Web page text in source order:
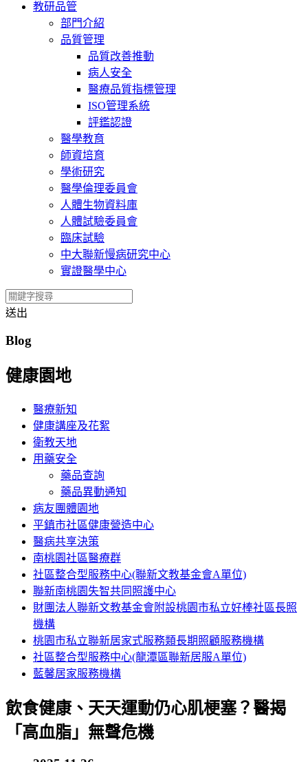
教研品管
部門介紹
品質管理
品質改善推動
病人安全
醫療品質指標管理
ISO管理系統
評鑑認證
醫學教育
師資培育
學術研究
醫學倫理委員會
人體生物資料庫
人體試驗委員會
臨床試驗
中大聯新慢病研究中心
實證醫學中心
送出
Blog
健康園地
醫療新知
健康講座及花絮
衛教天地
用藥安全
藥品查詢
藥品異動通知
病友團體園地
平鎮市社區健康營造中心
醫病共享決策
南桃園社區醫療群
社區整合型服務中心(聯新文教基金會A單位)
聯新南桃園失智共同照護中心
財團法人聯新文教基金會附設桃園市私立好棒社區長照
機構
桃園市私立聯新居家式服務類長期照顧服務機構
社區整合型服務中心(龍潭區聯新居服A單位)
藍馨居家服務機構
飲食健康、天天運動仍心肌梗塞？醫揭
「高血脂」無聲危機